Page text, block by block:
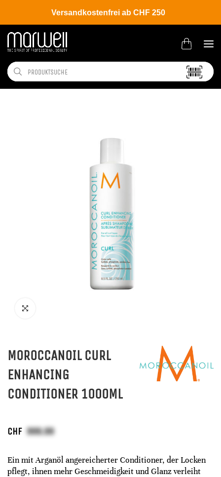
Versandkostenfrei ab CHF 250
Shop Brands Moroccanoil Curl
MOROCCANOIL CURL
ENHANCING
CONDITIONER 1000ML
CHF
Ein mit Arganöl angereicherter Conditioner, der Locken
pflegt, ihnen mehr Geschmeidigkeit und Glanz verleiht